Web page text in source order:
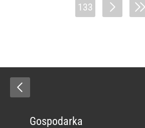
133
Gospodarka